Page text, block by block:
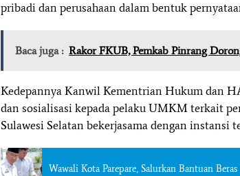
pribadi dan perusahaan dalam bentuk
Baca juga : Rakor FKUB, Pemkab Pinrang
Kedepannya Kanwil Kementrian Hukum dan
dan sosialisasi kepada pelaku UMKM terkait
Sulawesi Selatan bekerjasama dengan instansi
Wawali Kota Parepare, Salurkan Bantuan